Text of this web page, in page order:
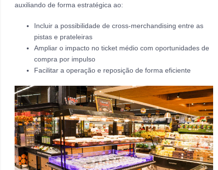
auxiliando de forma estratégica ao:
Incluir a possibilidade de cross-merchandising entre as
pistas e prateleiras
Ampliar o impacto no ticket médio com oportunidades de
compra por impulso
Facilitar a operação e reposição de forma eficiente